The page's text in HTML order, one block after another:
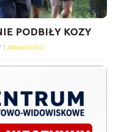
PODBIŁY KOZY
| Aktualności